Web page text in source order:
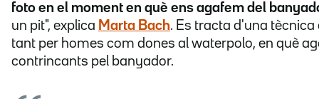
foto en el moment en què ens agafem del
un pit", explica Marta Bach. Es tracta d'una
tant per homes com dones al waterpolo, en què
contrincants pel banyador.